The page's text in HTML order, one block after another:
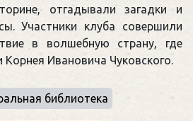
отгадывали загадки и
Участники клуба совершили
в волшебную страну, где
Ивановича Чуковского.
библиотека